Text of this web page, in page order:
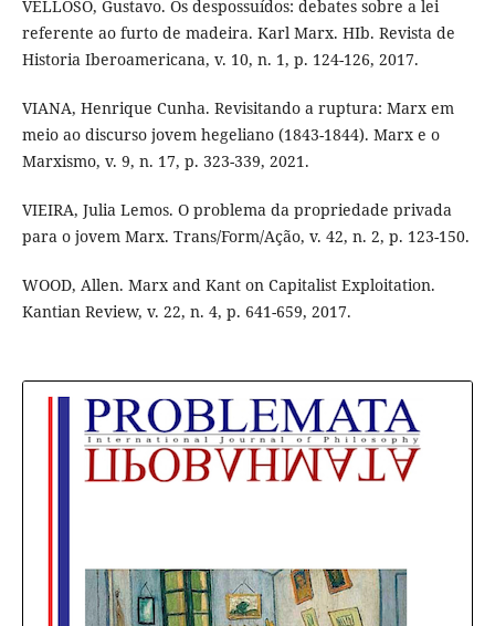
VELLOSO, Gustavo. Os despossuídos: debates sobre a lei
referente ao furto de madeira. Karl Marx. HIb. Revista de
Historia Iberoamericana, v. 10, n. 1, p. 124-126, 2017.
VIANA, Henrique Cunha. Revisitando a ruptura: Marx em
meio ao discurso jovem hegeliano (1843-1844). Marx e o
Marxismo, v. 9, n. 17, p. 323-339, 2021.
VIEIRA, Julia Lemos. O problema da propriedade privada
para o jovem Marx. Trans/Form/Ação, v. 42, n. 2, p. 123-150.
WOOD, Allen. Marx and Kant on Capitalist Exploitation.
Kantian Review, v. 22, n. 4, p. 641-659, 2017.